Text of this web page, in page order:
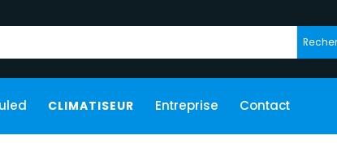
CLIMATISEUR Entreprise Contact